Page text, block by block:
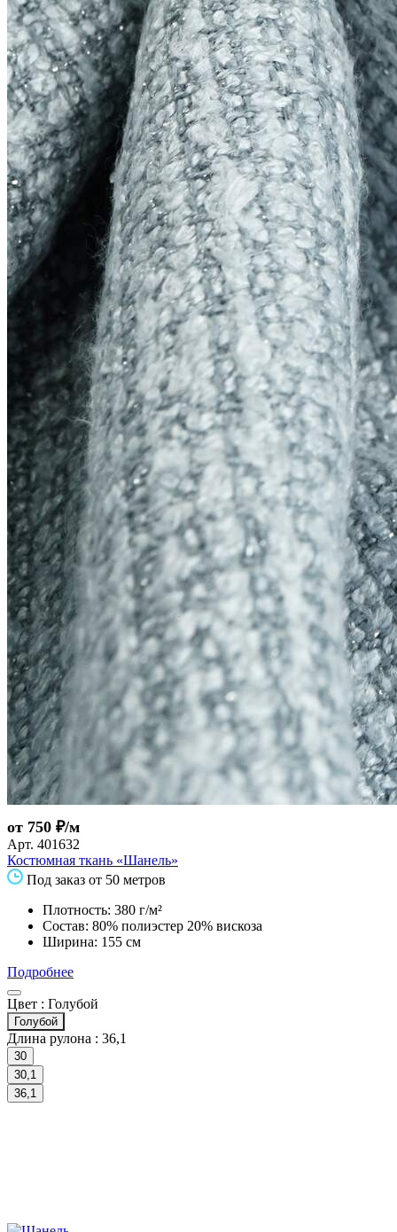
от 750 ₽/м
Арт. 401632
Костюмная ткань «Шанель»
Под заказ от 50 метров
Плотность: 380 г/м²
Состав: 80% полиэстер 20% вискоза
Ширина: 155 см
Подробнее
Цвет : Голубой
Голубой
Длина рулона : 36,1
30
30,1
36,1